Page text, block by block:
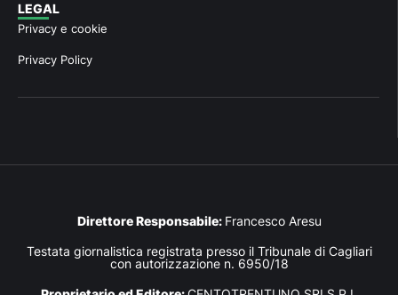
LEGAL
Privacy e cookie
Privacy Policy
Direttore Responsabile: Francesco Aresu
Testata giornalistica registrata presso il Tribunale di Cagliari
con autorizzazione n. 6950/18